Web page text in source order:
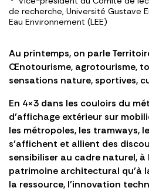
de recherche, Université Gustave
Eau Environnement (LEE)
Au printemps, on parle
Œnotourisme, agrotourisme,
sensations nature, sportives,
En 4×3 dans les couloirs du
d’affichage extérieur sur
les métropoles, les tramways,
s’affichent et allient des
sensibiliser au cadre naturel,
patrimoine architectural qu’à
la ressource, l’innovation